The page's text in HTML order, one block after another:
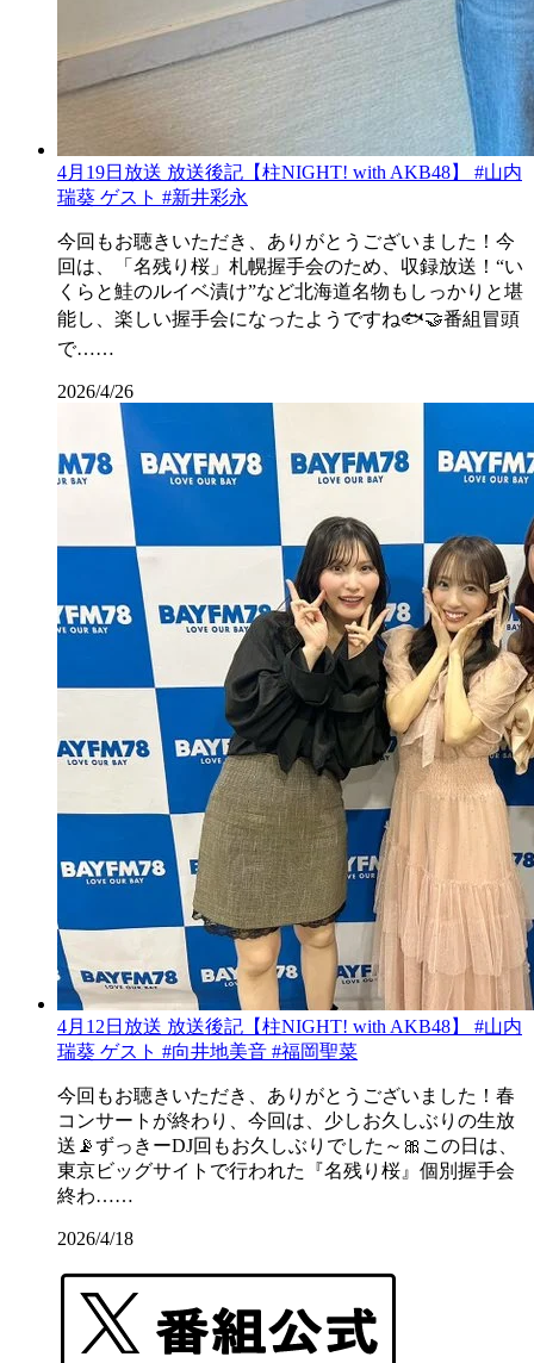
4月19日放送 放送後記【柱NIGHT! with AKB48】 #山内
瑞葵 ゲスト #新井彩永
今回もお聴きいただき、ありがとうございました！今
回は、「名残り桜」札幌握手会のため、収録放送！“い
くらと鮭のルイベ漬け”など北海道名物もしっかりと堪
能し、楽しい握手会になったようですね🐟🤝番組冒頭
で……
2026/4/26
4月12日放送 放送後記【柱NIGHT! with AKB48】 #山内
瑞葵 ゲスト #向井地美音 #福岡聖菜
今回もお聴きいただき、ありがとうございました！春
コンサートが終わり、今回は、少しお久しぶりの生放
送📡ずっきーDJ回もお久しぶりでした～🎀この日は、
東京ビッグサイトで行われた『名残り桜』個別握手会
終わ……
2026/4/18